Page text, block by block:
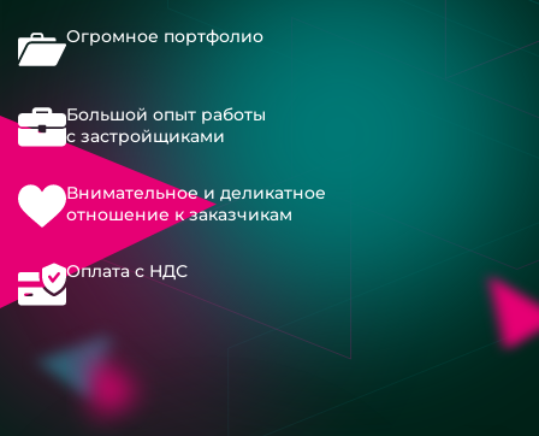
Огромное портфолио
Большой опыт работы
с застройщиками
Внимательное и деликатное
отношение к заказчикам
Оплата с НДС